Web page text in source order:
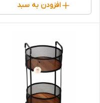
افزودن به سبد